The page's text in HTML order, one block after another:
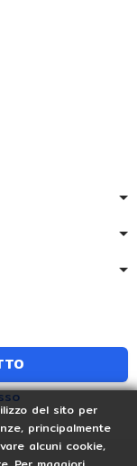
del sito per
principalmente
alcuni cookie,